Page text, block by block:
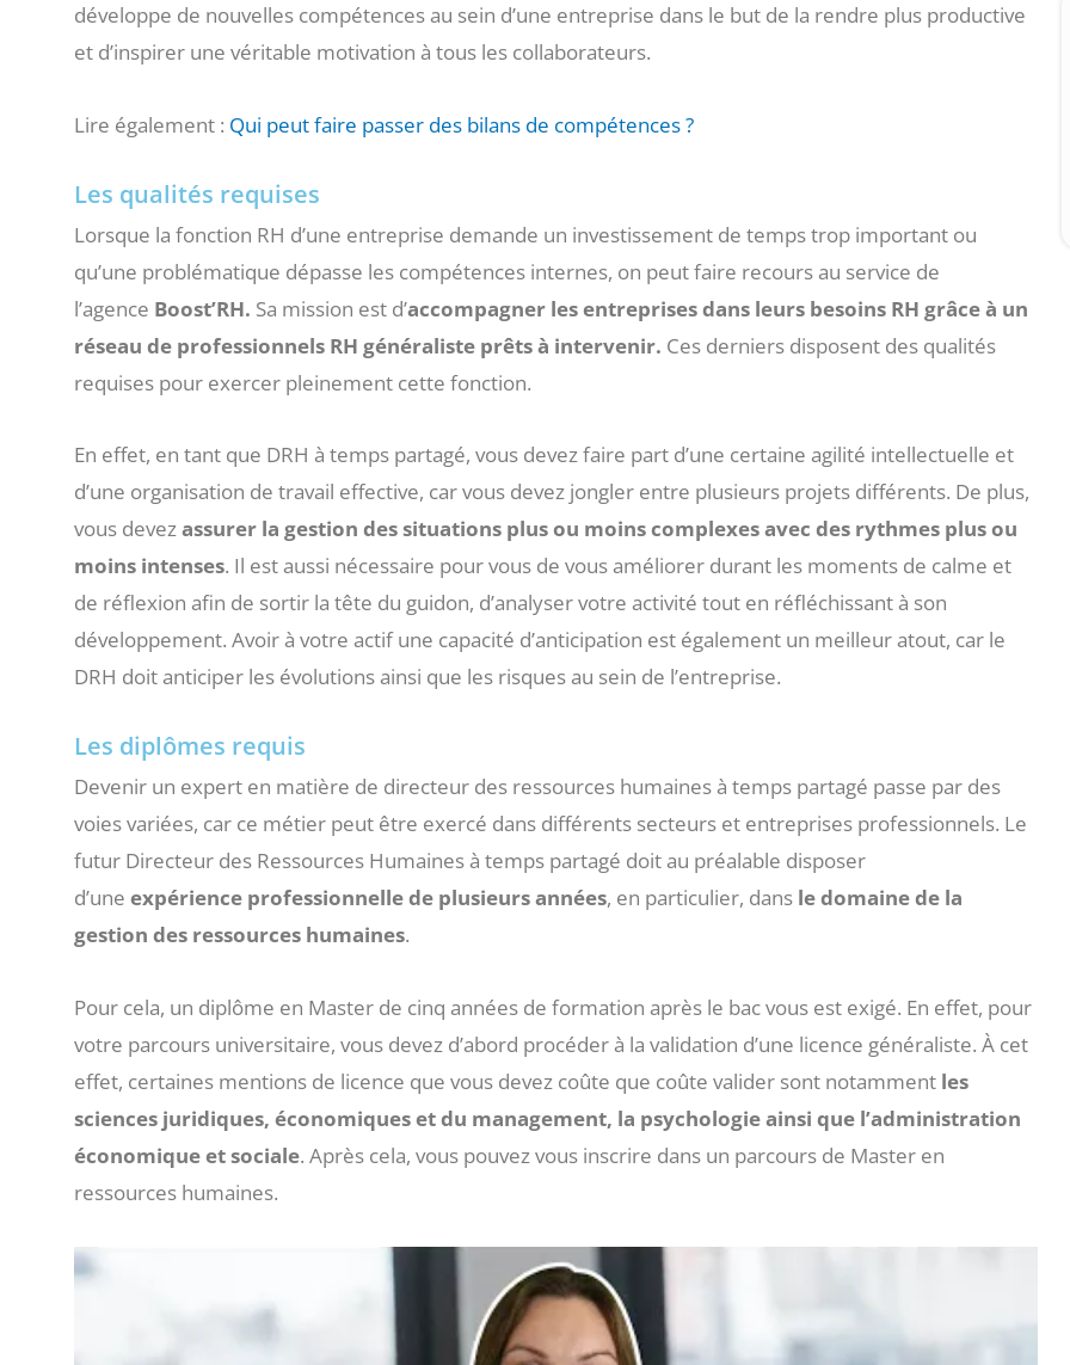
développe de nouvelles compétences au sein d’une entreprise dans le but de la rendre plus productive
et d’inspirer une véritable motivation à tous les collaborateurs.
Lire également : Qui peut faire passer des bilans de compétences ?
Les qualités requises
Lorsque la fonction RH d’une entreprise demande un investissement de temps trop important ou
qu’une problématique dépasse les compétences internes, on peut faire recours au service de
l’agence Boost’RH. Sa mission est d’accompagner les entreprises dans leurs besoins RH grâce à un
réseau de professionnels RH généraliste prêts à intervenir. Ces derniers disposent des qualités
requises pour exercer pleinement cette fonction.
En effet, en tant que DRH à temps partagé, vous devez faire part d’une certaine agilité intellectuelle et
d’une organisation de travail effective, car vous devez jongler entre plusieurs projets différents. De plus,
vous devezassurer la gestion des situations plus ou moins complexes avec des rythmes plus ou
moins intenses. Il est aussi nécessaire pour vous de vous améliorer durant les moments de calme et
de réflexion afin de sortir la tête du guidon, d’analyser votre activité tout en réfléchissant à son
développement. Avoir à votre actif une capacité d’anticipation est également un meilleur atout, car le
DRH doit anticiper les évolutions ainsi que les risques au sein de l’entreprise.
Les diplômes requis
Devenir un expert en matière de directeur des ressources humaines à temps partagé passe par des
voies variées, car ce métier peut être exercé dans différents secteurs et entreprises professionnels. Le
futur Directeur des Ressources Humaines à temps partagé doit au préalable disposer
d’une expérience professionnelle de plusieurs années, en particulier, dans le domaine de la
gestion des ressources humaines.
Pour cela, un diplôme en Master de cinq années de formation après le bac vous est exigé. En effet, pour
votre parcours universitaire, vous devez d’abord procéder à la validation d’une licence généraliste. À cet
effet, certaines mentions de licence que vous devez coûte que coûte valider sont notamment les
sciences juridiques, économiques et du management, la psychologie ainsi que l’administration
économique et sociale. Après cela, vous pouvez vous inscrire dans un parcours de Master en
ressources humaines.